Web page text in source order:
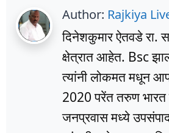
Author: Rajkiya
दिनेशकुमार ऐतवडे रा.
क्षेत्रात आहेत. Bsc
त्यांनी लोकमत मधून
2020 परेंत तरुण भारत
जनप्रवास मध्ये